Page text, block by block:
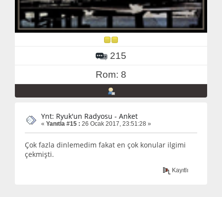
215
Rom: 8
Ynt: Ryuk'un Radyosu - Anket
« Yanıtla #15 : 26 Ocak 2017, 23:51:28 »
Çok fazla dinlemedim fakat en çok konular ilgimi
çekmişti.
Kayıtlı